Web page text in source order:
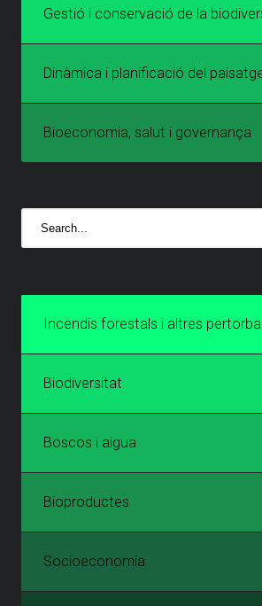
Gestió i conservació de la
Dinàmica i planificació del
Bioeconomia, salut i governança
Incendis forestals i altres
Biodiversitat
Boscos i aigua
Bioproductes
Socioeconomia